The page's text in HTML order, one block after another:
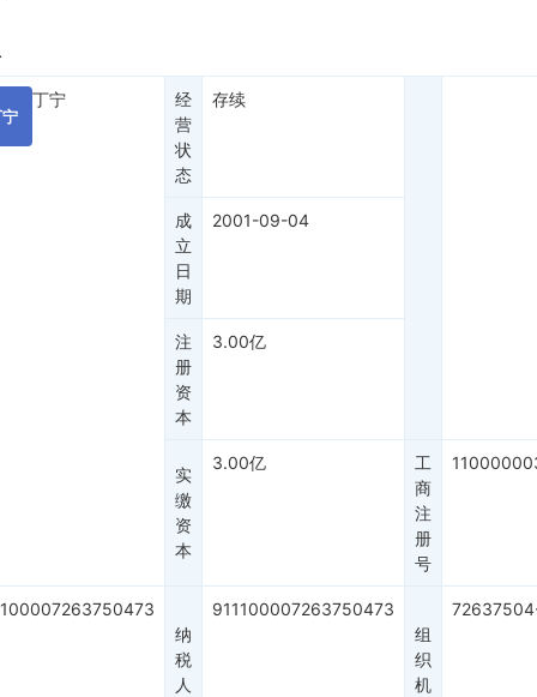
丁宁
经
营
状
态
存续
成
立
日
期
2001-09-04
注
册
资
本
3.00亿
实
缴
资
本
3.00亿
工
商
注
册
号
纳
税
人
911100007263750473
组
织
机